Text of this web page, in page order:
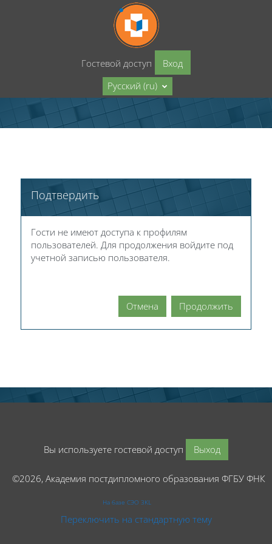
Перейти к основному содержанию
Гостевой доступ
Вход
Русский ‎(ru)‎
Подтвердить
Гости не имеют доступа к профилям
пользователей. Для продолжения войдите под
учетной записью пользователя.
Отмена Продолжить
Вы используете гостевой доступ Выход
©2026, Академия постдипломного образования ФГБУ
На базе СЭО 3KL
Переключить на стандартную тему